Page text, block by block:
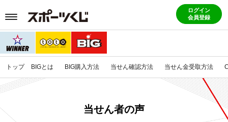
ログイン
会員登録
トップ BIGとは BIG購入方法 当せん確認方法 当せん金受取方法
当せん者の声